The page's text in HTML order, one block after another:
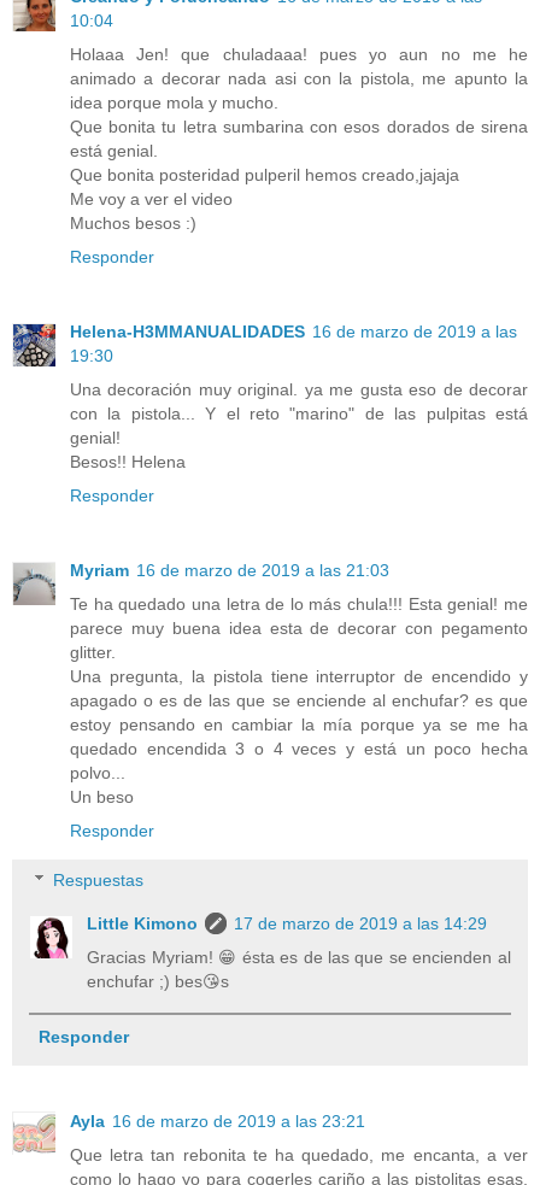
10:04
Holaaa Jen! que chuladaaa! pues yo aun no me he
animado a decorar nada asi con la pistola, me apunto la
idea porque mola y mucho.
Que bonita tu letra sumbarina con esos dorados de sirena
está genial.
Que bonita posteridad pulperil hemos creado,jajaja
Me voy a ver el video
Muchos besos :)
Responder
Helena-H3MMANUALIDADES 16 de marzo de 2019 a las
19:30
Una decoración muy original. ya me gusta eso de decorar
con la pistola... Y el reto "marino" de las pulpitas está
genial!
Besos!! Helena
Responder
Myriam 16 de marzo de 2019 a las 21:03
Te ha quedado una letra de lo más chula!!! Esta genial! me
parece muy buena idea esta de decorar con pegamento
glitter.
Una pregunta, la pistola tiene interruptor de encendido y
apagado o es de las que se enciende al enchufar? es que
estoy pensando en cambiar la mía porque ya se me ha
quedado encendida 3 o 4 veces y está un poco hecha
polvo...
Un beso
Responder
Respuestas
Little Kimono
17 de marzo de 2019 a las 14:29
Gracias Myriam! 😁 ésta es de las que se encienden al
enchufar ;) bes😘s
Responder
Ayla 16 de marzo de 2019 a las 23:21
Que letra tan rebonita te ha quedado, me encanta, a ver
como lo hago yo para cogerles cariño a las pistolitas esas,